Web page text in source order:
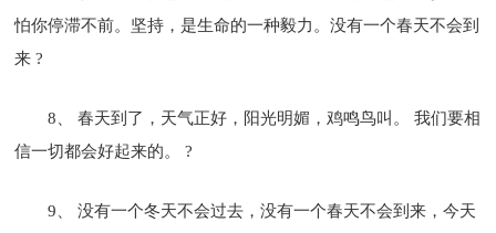
怕你停滞不前。坚持，是生命的一种毅力。没有一个春天不会到
来 ?
8、 春天到了，天气正好，阳光明媚，鸡鸣鸟叫。 我们要相
信一切都会好起来的。 ?
9、 没有一个冬天不会过去，没有一个春天不会到来，今天